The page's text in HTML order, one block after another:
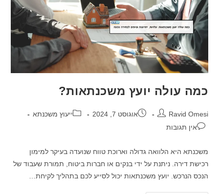
כמה עולה יועץ משכנתאות?
מחבר:
Ravid Omesi פורסם:אוגוסט 7, 2024 קטגוריה:
ייעוץ משכנתא
תגובות:אין תגובות
משכנתא היא הלוואה גדולה וארוכת טווח שנועדה בעיקר למימון
רכישת דירה. ניתנת על ידי בנקים או חברות ביטוח, תמורת שעבוד של
הנכס הנרכש. יועץ משכנתאות יכול לסייע לכם בתהליך לקיחת…